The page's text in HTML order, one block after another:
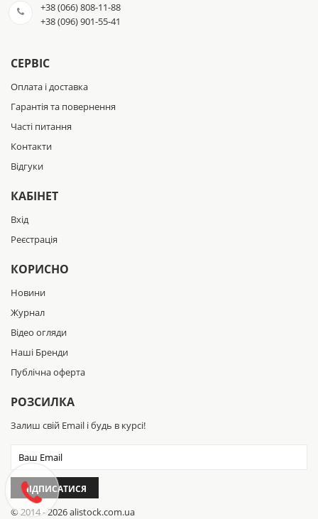
+38 (066) 808-11-88
+38 (096) 901-55-41
СЕРВІС
Оплата і доставка
Гарантія та повернення
Часті питання
Контакти
Відгуки
КАБІНЕТ
Вхід
Реєстрація
КОРИСНО
Новини
Журнал
Відео огляди
Наші Бренди
Публічна оферта
РОЗСИЛКА
Залиш свій Email і будь в курсі!
ПІДПИСАТИСЯ
© 2014 - 2026 alistock.com.ua